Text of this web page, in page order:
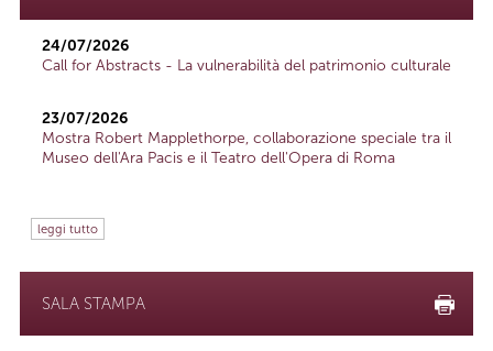
24/07/2026
Call for Abstracts - La vulnerabilità del patrimonio culturale
23/07/2026
Mostra Robert Mapplethorpe, collaborazione speciale tra il
Museo dell'Ara Pacis e il Teatro dell'Opera di Roma
leggi tutto
SALA STAMPA